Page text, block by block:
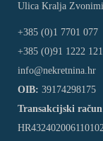
Ulica Kralja
+385 (0)1 7701 077
+385 (0)91 1222 121
info@nekretnina.hr
OIB: 39174298175
Transakcijski